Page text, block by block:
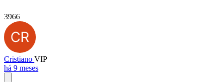
3966
Cristiano VIP
há 9 meses